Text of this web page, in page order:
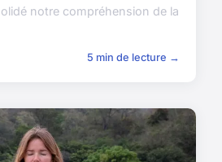
notre compréhension de la
5 min de lecture →